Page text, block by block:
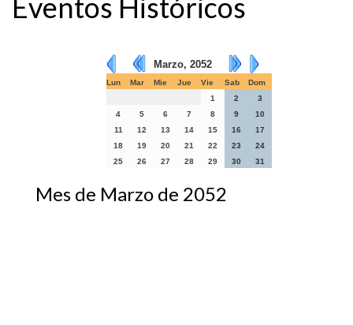
Eventos Históricos
Marzo, 2052
Lun Mar Mie Jue Vie Sab
Dom
1
2
3
4
5 6 7 8 9
10
11
12 13 14 15 16
17
18
19 20 21 22 23
24
25
26 27 28 29 30 31
Mes de Marzo de 2052